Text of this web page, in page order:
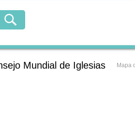
Mundial de Iglesias Mapa